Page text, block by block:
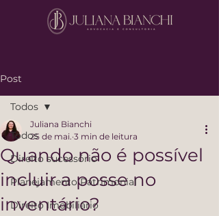
Post
Todos
Direito sucessório
Planejamento Patrimonial
Direito Imobiliário
Todos
Quando não é possível
incluir a posse no
inventário?
Juliana Bianchi
25 de mai. 3 min de leitura